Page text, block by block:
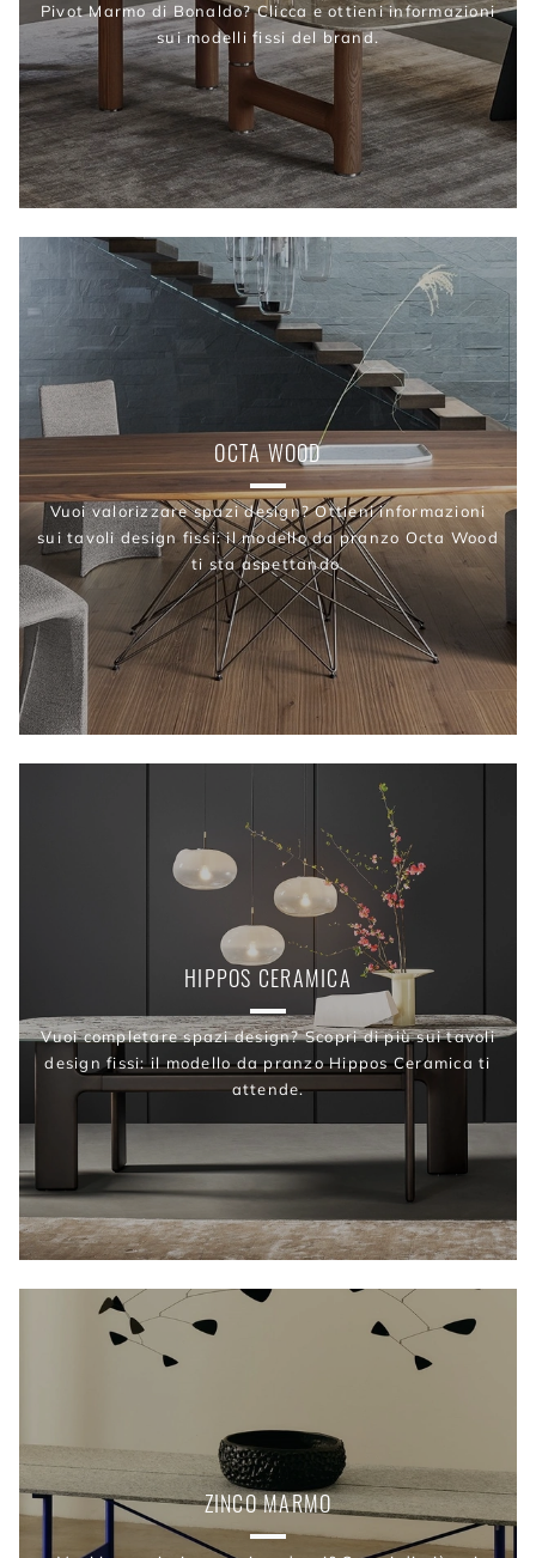
Pivot Marmo di Bonaldo? Clicca e ottieni informazioni
sui modelli fissi del brand.
OCTA WOOD
Vuoi valorizzare spazi design? Ottieni informazioni
sui tavoli design fissi: il modello da pranzo Octa Wood
ti sta aspettando.
HIPPOS CERAMICA
Vuoi completare spazi design? Scopri di più sui tavoli
design fissi: il modello da pranzo Hippos Ceramica ti
attende.
ZINCO MARMO